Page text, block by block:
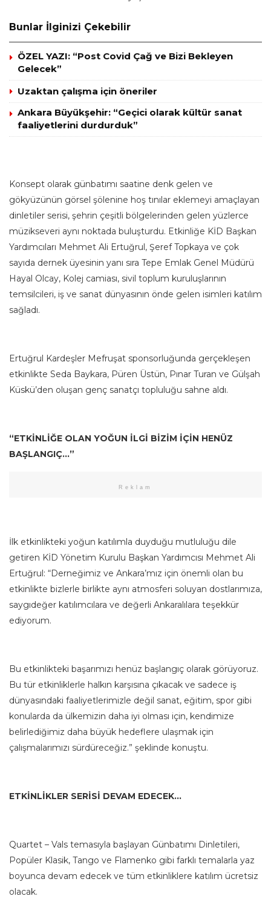
Bunlar İlginizi Çekebilir
ÖZEL YAZI: “Post Covid Çağ ve Bizi Bekleyen
Gelecek”
Uzaktan çalışma için öneriler
Ankara Büyükşehir: “Geçici olarak kültür sanat
faaliyetlerini durdurduk”
Konsept olarak günbatımı saatine denk gelen ve
gökyüzünün görsel şölenine hoş tınılar eklemeyi amaçlayan
dinletiler serisi, şehrin çeşitli bölgelerinden gelen yüzlerce
müzikseveri aynı noktada buluşturdu. Etkinliğe KİD Başkan
Yardımcıları Mehmet Ali Ertuğrul, Şeref Topkaya ve çok
sayıda dernek üyesinin yanı sıra Tepe Emlak Genel Müdürü
Hayal Olcay, Kolej camiası, sivil toplum kuruluşlarının
temsilcileri, iş ve sanat dünyasının önde gelen isimleri katılım
sağladı.
Ertuğrul Kardeşler Mefruşat sponsorluğunda gerçekleşen
etkinlikte Seda Baykara, Püren Üstün, Pınar Turan ve Gülşah
Küskü’den oluşan genç sanatçı topluluğu sahne aldı.
“ETKİNLİĞE OLAN YOĞUN İLGİ BİZİM İÇİN HENÜZ
BAŞLANGIÇ…”
Reklam
İlk etkinlikteki yoğun katılımla duyduğu mutluluğu dile
getiren KİD Yönetim Kurulu Başkan Yardımcısı Mehmet Ali
Ertuğrul: “Derneğimiz ve Ankara’mız için önemli olan bu
etkinlikte bizlerle birlikte aynı atmosferi soluyan dostlarımıza,
saygıdeğer katılımcılara ve değerli Ankaralılara teşekkür
ediyorum.
Bu etkinlikteki başarımızı henüz başlangıç olarak görüyoruz.
Bu tür etkinliklerle halkın karşısına çıkacak ve sadece iş
dünyasındaki faaliyetlerimizle değil sanat, eğitim, spor gibi
konularda da ülkemizin daha iyi olması için, kendimize
belirlediğimiz daha büyük hedeflere ulaşmak için
çalışmalarımızı sürdüreceğiz.” şeklinde konuştu.
ETKİNLİKLER SERİSİ DEVAM EDECEK…
Quartet – Vals temasıyla başlayan Günbatımı Dinletileri,
Popüler Klasik, Tango ve Flamenko gibi farklı temalarla yaz
boyunca devam edecek ve tüm etkinliklere katılım ücretsiz
olacak.